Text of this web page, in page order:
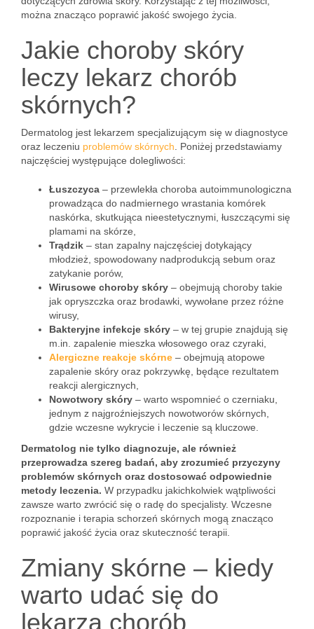
można znacząco poprawić jakość swojego życia.
Jakie choroby skóry
leczy lekarz chorób
skórnych?
Dermatolog jest lekarzem specjalizującym się w diagnostyce
oraz leczeniu problemów skórnych . Poniżej przedstawiamy
najczęściej występujące dolegliwości:
Łuszczyca – przewlekła choroba autoimmunologiczna
prowadząca do nadmiernego wrastania komórek
naskórka, skutkująca nieestetycznymi, łuszczącymi się
plamami na skórze,
Trądzik – stan zapalny najczęściej dotykający
młodzież, spowodowany nadprodukcją sebum oraz
zatykanie porów,
Wirusowe choroby skóry – obejmują choroby takie
jak opryszczka oraz brodawki, wywołane przez różne
wirusy,
Bakteryjne infekcje skóry – w tej grupie znajdują się
m.in. zapalenie mieszka włosowego oraz czyraki,
Alergiczne reakcje skórne – obejmują atopowe
zapalenie skóry oraz pokrzywkę, będące rezultatem
reakcji alergicznych,
Nowotwory skóry – warto wspomnieć o czerniaku,
jednym z najgroźniejszych nowotworów skórnych,
gdzie wczesne wykrycie i leczenie są kluczowe.
Dermatolog nie tylko diagnozuje, ale również
przeprowadza szereg badań, aby zrozumieć przyczyny
problemów skórnych oraz dostosować odpowiednie
metody leczenia. W przypadku jakichkolwiek wątpliwości
zawsze warto zwrócić się o radę do specjalisty. Wczesne
rozpoznanie i terapia schorzeń skórnych mogą znacząco
poprawić jakość życia oraz skuteczność terapii.
Zmiany skórne – kiedy
warto udać się do
lekarza chorób